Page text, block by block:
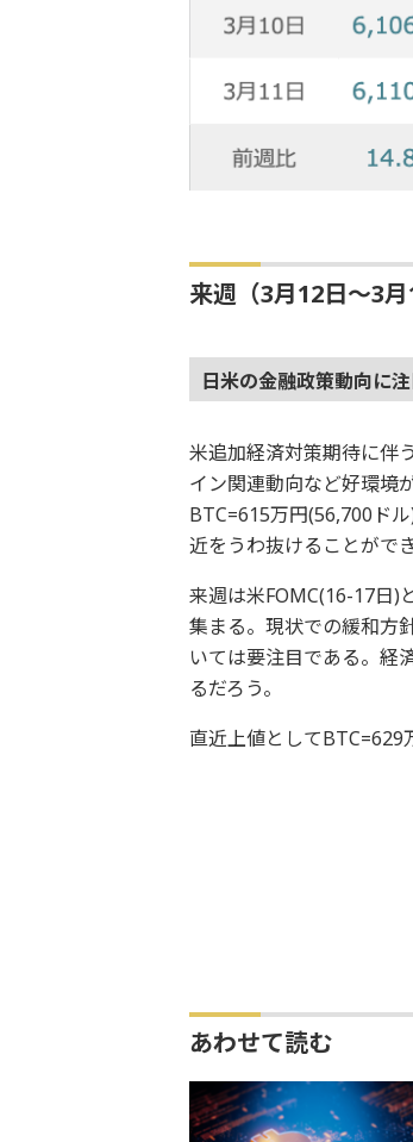
来週（3月12日～3
日米の金融政策動向に
米追加経済対策期待に伴
イン関連動向など好環境
BTC=615万円(56,700ド
近をうわ抜けることがで
来週は米FOMC(16-17日)
集まる。現状での緩和方
いては要注目である。経
るだろう。
直近上値としてBTC=629
あわせて読む